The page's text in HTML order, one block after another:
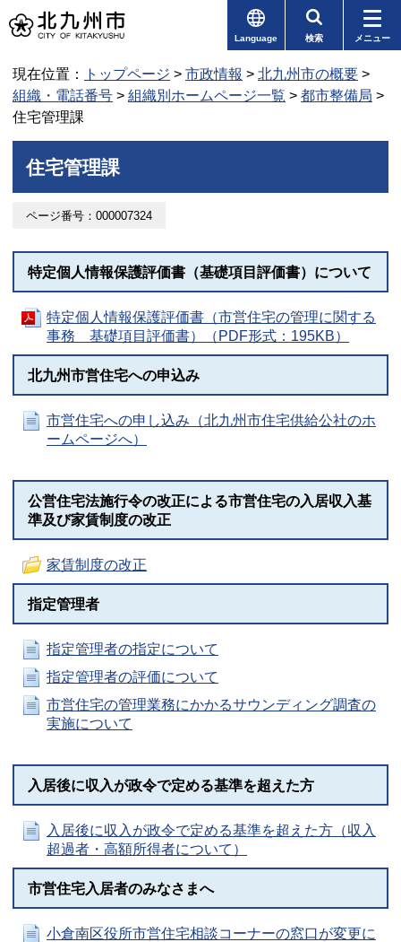
Language 検索 メニュー
現在位置： トップページ > 市政情報 > 北九州市の概要 >
組織・電話番号 > 組織別ホームページ一覧 > 都市整備局 >
住宅管理課
住宅管理課
ページ番号：000007324
特定個人情報保護評価書（基礎項目評価書）について
特定個人情報保護評価書（市営住宅の管理に関する
事務 基礎項目評価書）（PDF形式：195KB）
北九州市営住宅への申込み
市営住宅への申し込み（北九州市住宅供給公社のホ
ームページへ）
公営住宅法施行令の改正による市営住宅の入居収入基
準及び家賃制度の改正
家賃制度の改正
指定管理者
指定管理者の指定について
指定管理者の評価について
市営住宅の管理業務にかかるサウンディング調査の
実施について
入居後に収入が政令で定める基準を超えた方
入居後に収入が政令で定める基準を超えた方（収入
超過者・高額所得者について）
市営住宅入居者のみなさまへ
小倉南区役所市営住宅相談コーナーの窓口が変更に